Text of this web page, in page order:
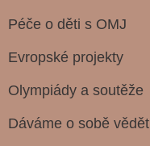
Péče o děti s OMJ
Evropské projekty
Olympiády a soutěže
Dáváme o sobě vědět